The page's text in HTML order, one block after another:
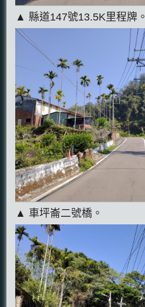
▲ 縣道147號13.5K里程牌。
▲ 車坪崙二號橋。